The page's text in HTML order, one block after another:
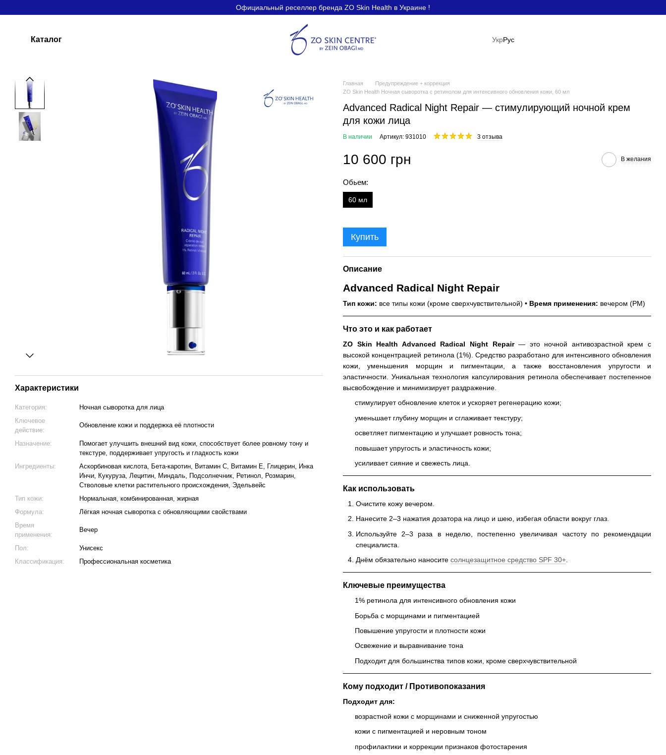
Официальный реселлер бренда ZO Skin Health в Украине !
Каталог УкрРус
Характеристики
Категория:
Ночная сыворотка для лица
Ключевое
действие:
Обновление кожи и поддержка её плотности
Назначение:
Помогает улучшить внешний вид кожи, способствует более ровному тону и
текстуре, поддерживает упругость и гладкость кожи
Ингредиенты:
Аскорбиновая кислота, Бета-каротин, Витамин C, Витамин E, Глицерин, Инка
Инчи, Кукуруза, Лецитин, Миндаль, Подсолнечник, Ретинол, Розмарин,
Стволовые клетки растительного происхождения, Эдельвейс
Тип кожи:
Нормальная, комбинированная, жирная
Формула:
Лёгкая ночная сыворотка с обновляющими свойствами
Время
применения:
Вечер
Пол:
Унисекс
Классификация:
Профессиональная косметика
Главная
Предупреждение + коррекция
ZO Skin Health Ночная сыворотка с ретинолом для интенсивного обновления кожи, 60 мл
Advanced Radical Night Repair — стимулирующий ночной крем
для кожи лица
В наличии Артикул: 931010 3 отзыва
10 600 грн В желания
Обьем:
60 мл
Купить
Описание
Advanced Radical Night Repair
Тип кожи: все типы кожи (кроме сверхчувствительной) • Время применения: вечером (PM)
Что это и как работает
ZO Skin Health Advanced Radical Night Repair— это ночной антивозрастной крем с
высокой концентрацией ретинола (1%). Средство разработано для интенсивного обновления
кожи, уменьшения морщин и пигментации, а также восстановления упругости и
эластичности. Уникальная технология капсулирования ретинола обеспечивает постепенное
высвобождение и минимизирует раздражение.
стимулирует обновление клеток и ускоряет регенерацию кожи;
уменьшает глубину морщин и сглаживает текстуру;
осветляет пигментацию и улучшает ровность тона;
повышает упругость и эластичность кожи;
усиливает сияние и свежесть лица.
Как использовать
Очистите кожу вечером.
Нанесите 2–3 нажатия дозатора на лицо и шею, избегая области вокруг глаз.
Используйте 2–3 раза в неделю, постепенно увеличивая частоту по рекомендации
специалиста.
Днём обязательно наносите солнцезащитное средство SPF 30+
Ключевые преимущества
1% ретинола для интенсивного обновления кожи
Борьба с морщинами и пигментацией
Повышение упругости и плотности кожи
Освежение и выравнивание тона
Подходит для большинства типов кожи, кроме сверхчувствительной
Кому подходит / Противопоказания
Подходит для:
возрастной кожи с морщинами и сниженной упругостью
кожи с пигментацией и неровным тоном
профилактики и коррекции признаков фотостарения